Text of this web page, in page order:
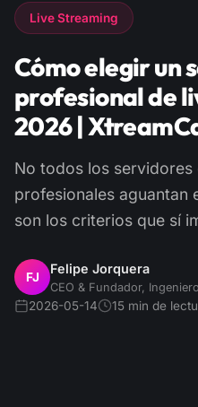
Live Streaming
Cómo elegir un
profesional de
2026 |
No todos los servidores
profesionales aguantan
son los criterios que sí
FJ
Felipe Jorquera
CEO & Fundador,
2026-05-14 15 min de